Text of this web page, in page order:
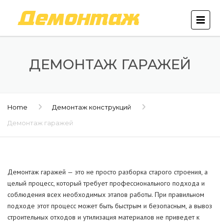
ДЕМОНТАЖ ГАРАЖЕЙ
Home
Демонтаж конструкций
Демонтаж гаражей
Демонтаж гаражей — это не просто разборка старого строения, а
целый процесс, который требует профессионального подхода и
соблюдения всех необходимых этапов работы. При правильном
подходе этот процесс может быть быстрым и безопасным, а вывоз
строительных отходов и утилизация материалов не приведет к